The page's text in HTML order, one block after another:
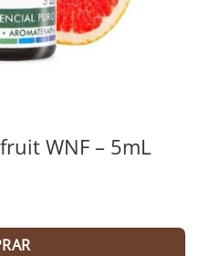
WNF – 5mL